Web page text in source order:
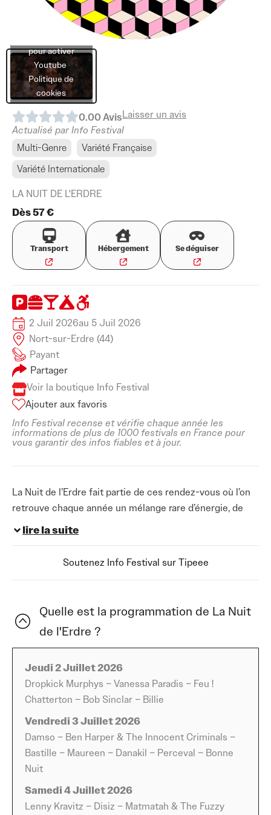
Cliquez sur
pour activer
Youtube
Politique de
cookies
J’accepte 0.00AvisLaisser un avis
Actualisé par Info Festival
Multi-Genre
Variété Française
Variété Internationale
LA NUIT DE L'ERDRE
Dès 57 €
Transport Hébergement Se déguiser
2 Juil 2026au 5 Juil 2026
Nort-sur-Erdre (44)
Payant
Partager
Voir la boutique Info Festival
Ajouter aux favoris
Info Festival recense et vérifie chaque année les
informations de plus de 1000 festivals en France pour
vous garantir des infos fiables et à jour.
La Nuit de l’Erdre fait partie de ces rendez-vous où l’on
retrouve chaque année un mélange rare d’énergie, de
curiosité musicale et de chaleur humaine. Installé à
Nort-sur-Erdre, au nord de Nantes, ce festival de
musique 2026 attire autant les habitués de longue date
que les nouveaux venus qui veulent découvrir une
ambiance fédératrice, l’évènement garde sa personnalité
: accessible, généreux, et toujours tourné vers un
partage sincère autour des concerts.
L’édition 2026, prévue du 2 au 5 juillet, donne déjà le ton
avec une série de noms qui promettent quatre jours
intenses et variés. Le jeudi ouvre les festivités avec un
trio qui annonce une soirée aussi contrastée que
mémorable : Dropkick Murphys et leur énergie brute,
Vanessa Paradis avec son élégance intemporelle, puis
univers singulier. Une entrée en matière qui montre le
large spectre artistique que le festival aime cultiver
lire la suite
Soutenez Info Festival sur Tipeee
Quelle est la programmation de La Nuit
de l'Erdre ?
Jeudi 2 Juillet 2026
Dropkick Murphys – Vanessa Paradis – Feu !
Chatterton – Bob Sinclar – Billie
Vendredi 3 Juillet 2026
Damso – Ben Harper & The Innocent Criminals –
Bastille – Maureen – Danakil – Perceval – Bonne
Nuit
Samedi 4 Juillet 2026
Lenny Kravitz – Disiz – Matmatah & The Fuzzy